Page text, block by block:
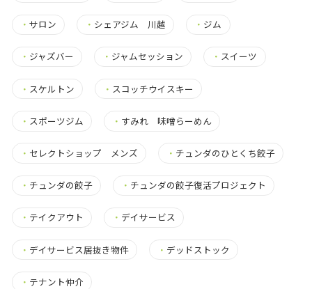
・ サロン ・ シェアジム 川越 ・ ジム
・ ジャズバー ・ ジャムセッション ・ スイーツ
・ スケルトン ・ スコッチウイスキー
・ スポーツジム ・ すみれ 味噌らーめん
・ セレクトショップ メンズ ・ チュンダのひとくち餃子
・ チュンダの餃子 ・ チュンダの餃子復活プロジェクト
・ テイクアウト ・ デイサービス
・ デイサービス居抜き物件 ・ デッドストック
・ テナント仲介